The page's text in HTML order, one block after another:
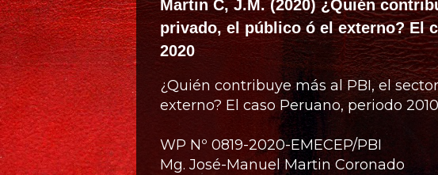
Martin C, J.M. (2020) ¿Quién
privado, el público ó el externo? El
2020
¿Quién contribuye más al PBI, el
externo? El caso Peruano, periodo
WP Nº 0819-2020-EMECEP/PBI
Mg. José-Manuel Martin Coronado